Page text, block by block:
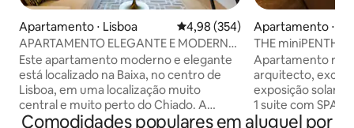
Apartamento ⋅ Lisboa 4,98 de uma avaliação média de
4,98 (354)
APARTAMENTO ELEGANTE E MODERNO
- CORAÇÃO DA BAIXA
Este apartamento moderno e elegante
está localizado na Baixa, no centro de
Lisboa, em uma localização muito
central e muito perto do Chiado. A
decoração é sofisticada com belas
Apartamento ⋅
THE
Apartamento
arquitecto,
exposição solar,
1 suite com SPA e banho turco com
aromaterapia. 1
Comodidades populares em aluguel por